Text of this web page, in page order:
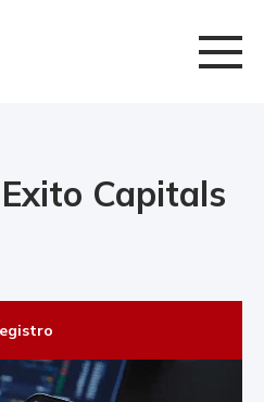
Capitals